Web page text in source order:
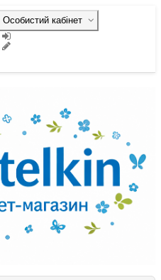
Особистий кабінет